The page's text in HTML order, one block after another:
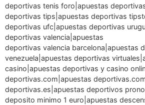
deportivas tenis foro|apuestas
deportivas tips|apuestas deportivas
deportivas ufc|apuestas deportivas
deportivas valencia|apuestas
deportivas valencia barcelona|apuestas
venezuela|apuestas deportivas
casino|apuestas deportivas y casino
deportivas.com|apuestas
deportivas.es|apuestas deportivos
deposito minimo 1 euro|apuestas